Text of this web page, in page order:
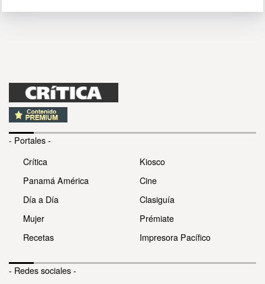
- Portales -
Crítica
Panamá América
Día a Día
Mujer
Recetas
Kiosco
Cine
Clasiguía
Prémiate
Impresora Pacífico
- Redes sociales -